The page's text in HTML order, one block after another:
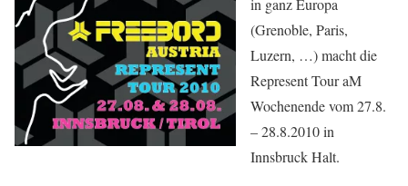
in ganz Europa
(Grenoble, Paris,
Luzern, …) macht die
Represent Tour aM
Wochenende vom 27.8.
– 28.8.2010 in
Innsbruck Halt.